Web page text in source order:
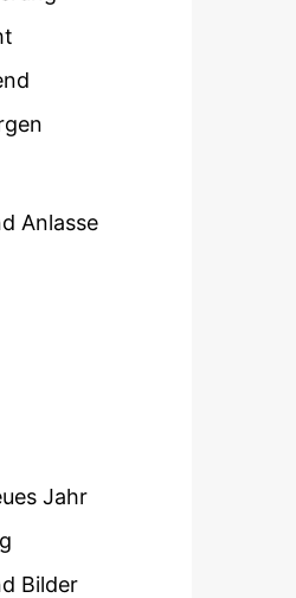
Anlasse
Jahr
Bilder